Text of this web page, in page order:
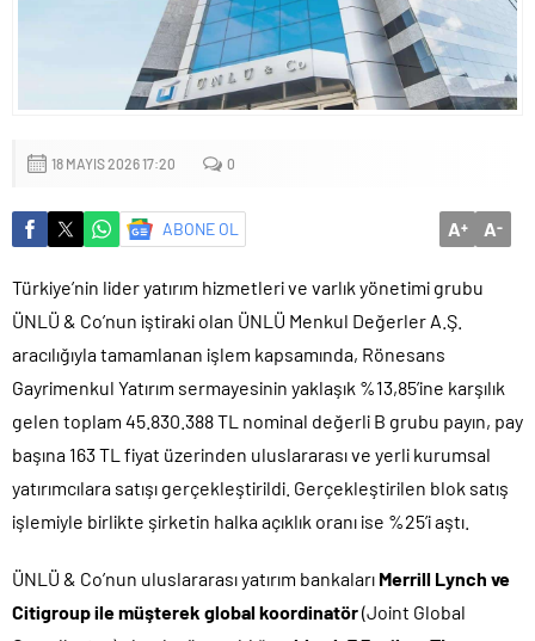
18 MAYIS 2026 17:20 0
ABONE OL A+ A-
Türkiye’nin lider yatırım hizmetleri ve varlık yönetimi grubu
ÜNLÜ & Co’nun iştiraki olan ÜNLÜ Menkul Değerler A.Ş.
aracılığıyla tamamlanan işlem kapsamında, Rönesans
Gayrimenkul Yatırım sermayesinin yaklaşık %13,85’ine karşılık
gelen toplam 45.830.388 TL nominal değerli B grubu payın, pay
başına 163 TL fiyat üzerinden uluslararası ve yerli kurumsal
yatırımcılara satışı gerçekleştirildi. Gerçekleştirilen blok satış
işlemiyle birlikte şirketin halka açıklık oranı ise %25’i aştı.
ÜNLÜ & Co’nun uluslararası yatırım bankaları Merrill Lynch ve
Citigroup ile müşterek global koordinatör(Joint Global